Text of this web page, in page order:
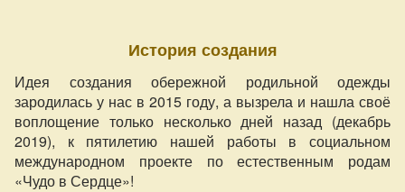
История создания
Идея создания обережной родильной одежды
зародилась у нас в 2015 году, а вызрела и нашла своё
воплощение только несколько дней назад (декабрь
2019), к пятилетию нашей работы в социальном
международном проекте по естественным родам
«Чудо в Сердце»!